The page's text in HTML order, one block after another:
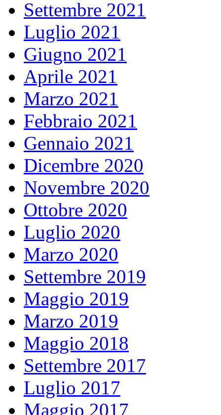
Settembre 2021
Luglio 2021
Giugno 2021
Aprile 2021
Marzo 2021
Febbraio 2021
Gennaio 2021
Dicembre 2020
Novembre 2020
Ottobre 2020
Luglio 2020
Marzo 2020
Settembre 2019
Maggio 2019
Marzo 2019
Maggio 2018
Settembre 2017
Luglio 2017
Maggio 2017